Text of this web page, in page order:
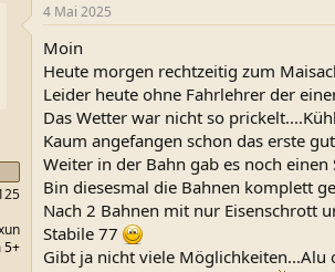
5+
4 Mai 2025
Moin
Heute morgen rechtzeitig zum
Leider heute ohne Fahrlehrer der
Das Wetter war nicht so
Kaum angefangen schon das erste
Weiter in der Bahn gab es noch
Bin diesesmal die Bahnen komplett
Nach 2 Bahnen mit nur Eisenschrott
Stabile 77
Gibt ja nicht viele Möglichkeiten...Alu